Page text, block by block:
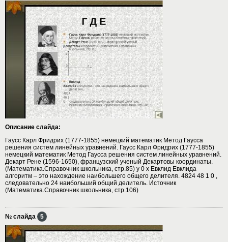
Описание слайда:
Гаусс Карл Фридрих (1777-1855) немецкий математик Метод Гаусса
решения систем линейных уравнений. Гаусс Карл Фридрих (1777-1855)
немецкий математик Метод Гаусса решения систем линейных уравнений.
Декарт Рене (1596-1650), французский ученый Декартовы координаты.
(Математика.Справочник школьника, стр.85) y 0 x Евклид Евклида
алгоритм – это нахождение наибольшего общего делителя. 4824 48 1 0 ,
следовательно 24 наибольший общий делитель. Источник
(Математика.Справочник школьника, стр.106)
№ слайда 5